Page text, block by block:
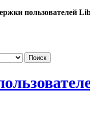
пользователей